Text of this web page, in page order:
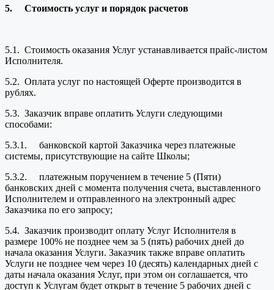
5. Стоимость услуг и порядок расчетов
5.1. Стоимость оказания Услуг устанавливается прайс-листом
Исполнителя.
5.2. Оплата услуг по настоящей Оферте производится в
рублях.
5.3. Заказчик вправе оплатить Услуги следующими
способами:
5.3.1. банковской картой Заказчика через платежные
системы, присутствующие на сайте Школы;
5.3.2. платежным поручением в течение 5 (Пяти)
банковских дней с момента получения счета, выставленного
Исполнителем и отправленного на электронный адрес
Заказчика по его запросу;
5.4. Заказчик производит оплату Услуг Исполнителя в
размере 100% не позднее чем за 5 (пять) рабочих дней до
начала оказания Услуги. Заказчик также вправе оплатить
Услуги не позднее чем через 10 (десять) календарных дней с
даты начала оказания Услуг, при этом он соглашается, что
доступ к Услугам будет открыт в течение 5 рабочих дней с